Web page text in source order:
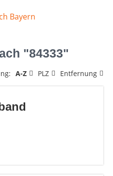
"84333"
A-Z PLZ Entfernung